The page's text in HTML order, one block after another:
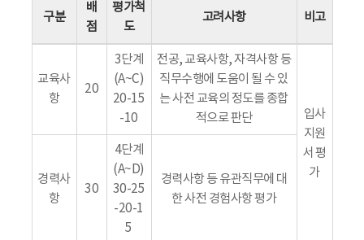
구분
배
점
평가척
도
고려사항 비고
교육사
항
20
3단계
(A~C)
20-15
-10
전공, 교육사항, 자격사항 등
직무수행에 도움이 될 수 있
는 사전 교육의 정도를 종합
적으로 판단
입사
지원
서 평
가
경력사
항
30
4단계
(A~D)
30-25
-20-1
5
경력사항 등 유관직무에 대
한 사전 경험사항 평가